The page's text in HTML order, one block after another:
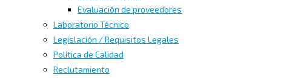
Evaluación de proveedores
Laboratorio Técnico
Legislación / Requisitos Legales
Política de Calidad
Reclutamiento